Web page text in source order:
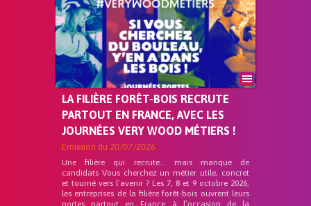
LA FILIÈRE FORÊT-BOIS RECRUTE
PARTOUT EN FRANCE, AVEC LES
JOURNÉES VERY WOOD MÉTIERS !
Emission du 20/07/2026
Une filière qui recrute… mais manque de
candidats Vous cherchez un métier utile, concret
et tourné vers l’avenir ? Les 7, 8 et 9 octobre 2026,
les entreprises de la filière forêt-bois ouvrent leurs
portes partout en France à l’occasion de la